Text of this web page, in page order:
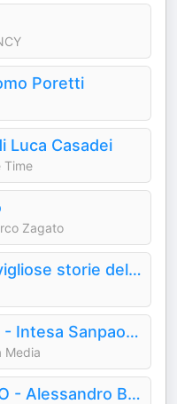
Poretti
Luca Casadei
Time
Zagato
Mitologia: le meravigliose storie del mondo antico
Chiedilo alla Storia - Intesa Sanpaolo On Air
Media
Di Nuovo BARBERO - Alessandro Barbero Podcast